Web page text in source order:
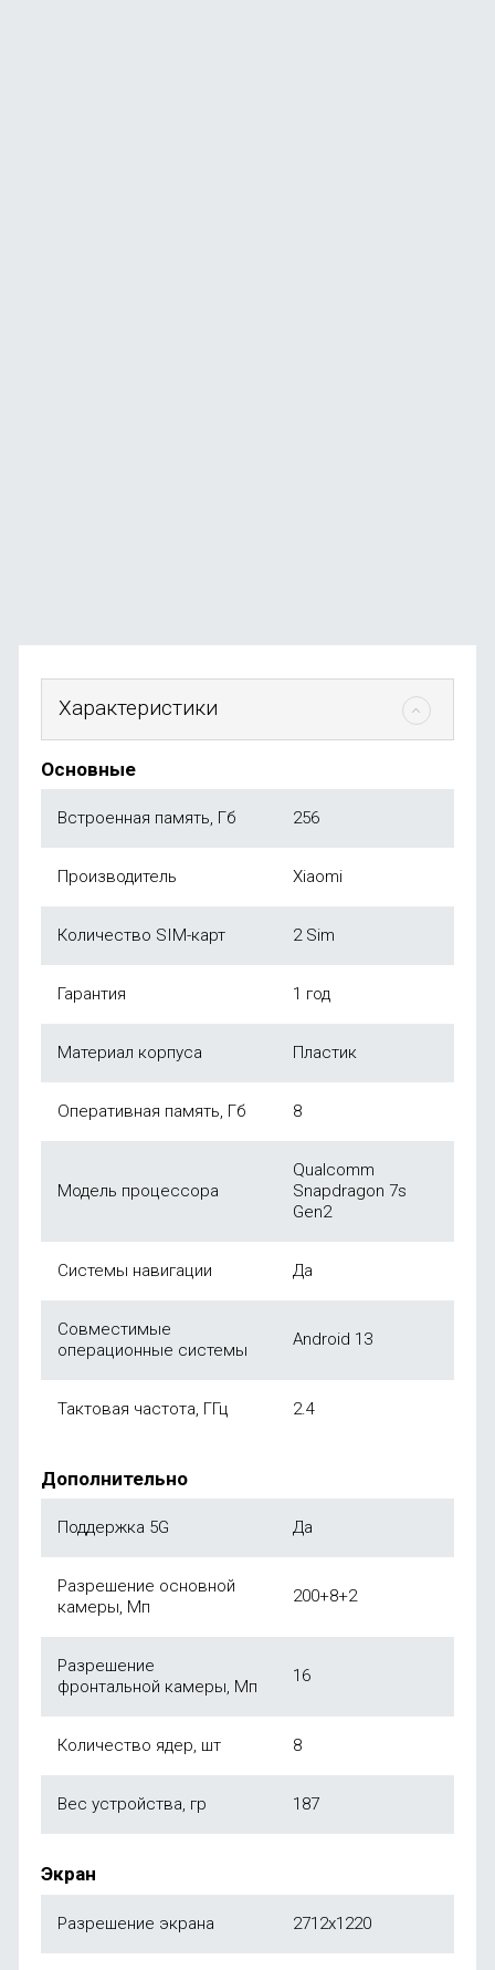
Характеристики
Основные
Встроенная память, Гб 256
Производитель Xiaomi
Количество SIM-карт 2 Sim
Гарантия 1 год
Материал корпуса Пластик
Оперативная память, Гб 8
Модель процессора
Qualcomm
Snapdragon 7s
Gen2
Системы навигации Да
Совместимые
операционные системы
Android 13
Тактовая частота, ГГц 2.4
Дополнительно
Поддержка 5G Да
Разрешение основной
камеры, Мп
200+8+2
Разрешение
фронтальной камеры, Мп
16
Количество ядер, шт 8
Вес устройства, гр 187
Экран
Разрешение экрана 2712х1220